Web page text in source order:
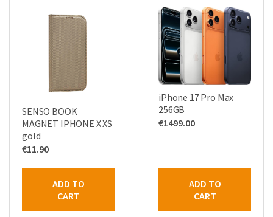
SENSO BOOK
MAGNET IPHONE X XS
gold
€11.90
ADD TO
CART
iPhone 17 Pro Max
256GB
€1499.00
ADD TO
CART